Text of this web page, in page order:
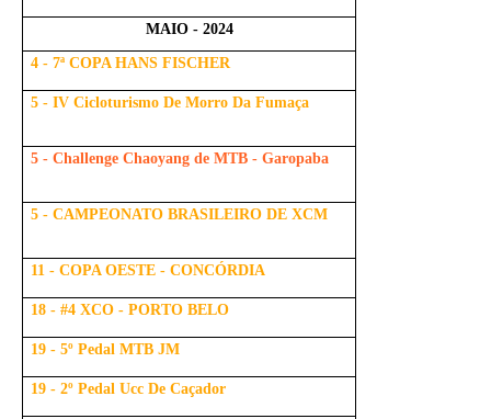
MAIO - 2024
4 - 7ª COPA HANS FISCHER
5 - IV Cicloturismo De Morro Da Fumaça
5 - Challenge Chaoyang de MTB - Garopaba
5 - CAMPEONATO BRASILEIRO DE XCM
11 - COPA OESTE - CONCÓRDIA
18 - #4 XCO - PORTO BELO
19 - 5º Pedal MTB JM
19 - 2º Pedal Ucc De Caçador